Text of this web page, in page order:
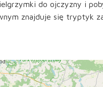
do ojczyzny i
znajduje się tryptyk